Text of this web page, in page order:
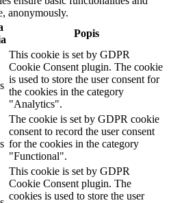
skombinovať s ďalšími údajmi,
od vás získali, keď ste používali ich
essential for the website to
ensure basic functionalities and
anonymously.
Popis
This cookie is set by GDPR
Cookie Consent plugin. The cookie
is used to store the user consent for
the cookies in the category
"Analytics".